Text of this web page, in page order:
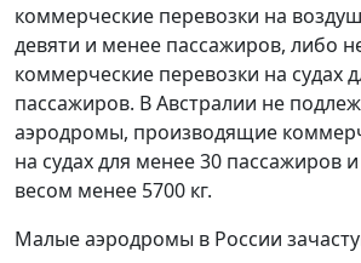
коммерческие перевозки на
девяти и менее пассажиров, либо
коммерческие перевозки на судах
пассажиров. В Австралии не
аэродромы, производящие
на судах для менее 30 пассажиров
весом менее 5700 кг.
Малые аэродромы в России